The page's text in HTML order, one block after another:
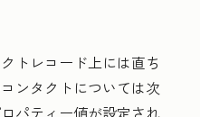
トレコード上には直ち
ンタクトについては次